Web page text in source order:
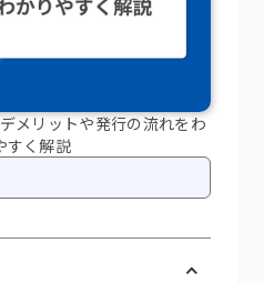
メリットや発行の流れをわ
すく解説